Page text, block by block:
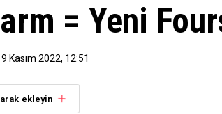
= Yeni
9 Kasım 2022, 12:51
ekleyin